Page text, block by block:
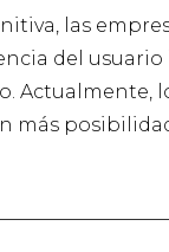
las
del
Actualmente,
más